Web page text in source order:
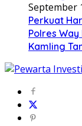
September
Perkuat
Polres
Kamling